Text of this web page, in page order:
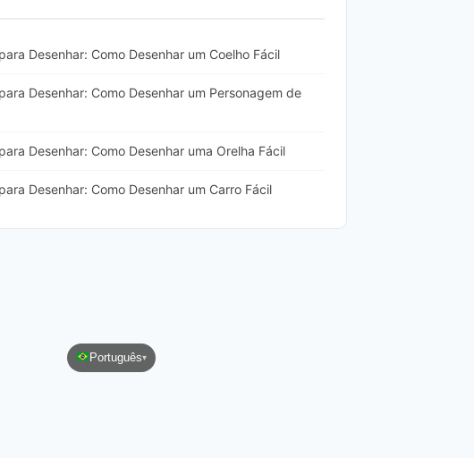
Desenhar: Como Desenhar um Coelho Fácil
Desenhar: Como Desenhar um Personagem de
Desenhar: Como Desenhar uma Orelha Fácil
Desenhar: Como Desenhar um Carro Fácil
Português▾